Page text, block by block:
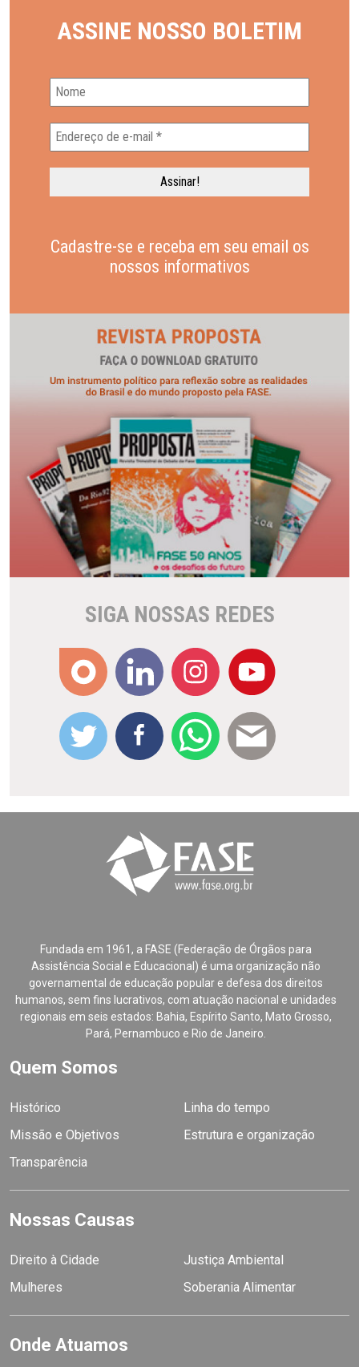
ASSINE NOSSO BOLETIM
Cadastre-se e receba em seu email os
nossos informativos
SIGA NOSSAS REDES
Fundada em 1961, a FASE (Federação de Órgãos para
Assistência Social e Educacional) é uma organização não
governamental de educação popular e defesa dos direitos
humanos, sem fins lucrativos, com atuação nacional e unidades
regionais em seis estados: Bahia, Espírito Santo, Mato Grosso,
Pará, Pernambuco e Rio de Janeiro.
Quem Somos
Histórico
Linha do tempo
Missão e Objetivos
Estrutura e organização
Transparência
Nossas Causas
Direito à Cidade
Justiça Ambiental
Mulheres
Soberania Alimentar
Onde Atuamos